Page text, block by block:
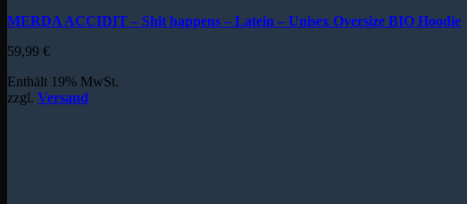
MERDA ACCIDIT – Shit happens – Latein – Unisex Oversize BIO Hoodie
59,99 €
Enthält 19% MwSt.
zzgl. Versand